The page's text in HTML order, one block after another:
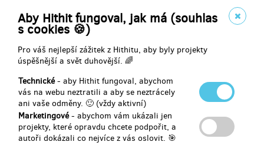
Aby Hithit fungoval, jak má (souhlas
s cookies 🍪)
Pro váš nejlepší zážitek z Hithitu, aby byly projekty
úspěšnější a svět duhovější. 🌈
Technické- aby Hithit fungoval, abychom
vás na webu neztratili a aby se neztrácely
ani vaše odměny. 🙂 (vždy aktivní)
Marketingové- abychom vám ukázali jen
projekty, které opravdu chcete podpořit, a
autoři dokázali co nejvíce z vás oslovit. 🎯
Najdete nás na